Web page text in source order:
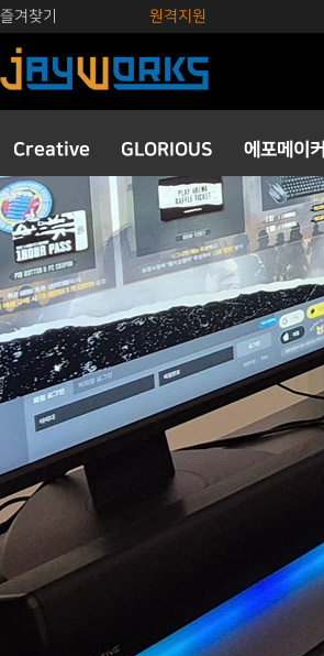
즐겨찾기 원격지원
Creative GLORIOUS 에포메이커